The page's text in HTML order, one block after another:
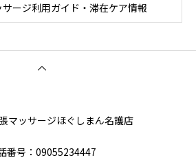
ージ利用ガイド・滞在ケア情報
マッサージほぐしまん名護店
番号‭：09055234447